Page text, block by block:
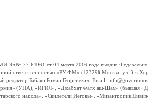
№ 77-64961 от 04 марта 2016 года выдано
ответственностью «РУ ФМ» (123298 Москва, ул. 3-я
редактор Бабаян Роман Георгиевич. Email:
армия» (УПА), «ИГИЛ», «Джабхат Фатх аш-Шам» (бывшая
народа», «Свидетели Иеговы», «Мизантропик